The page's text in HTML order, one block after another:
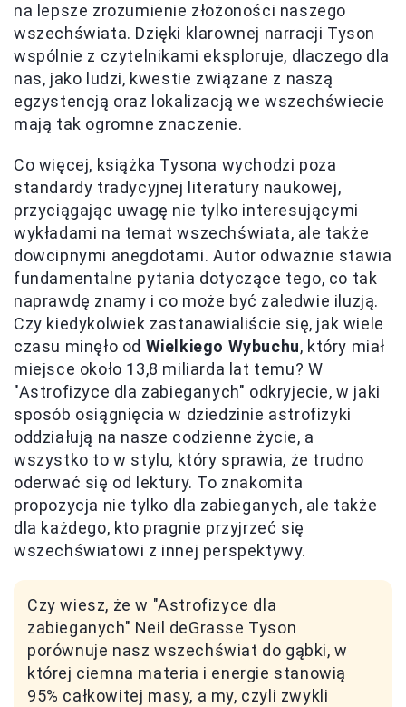
na lepsze zrozumienie złożoności naszego
wszechświata. Dzięki klarownej narracji Tyson
wspólnie z czytelnikami eksploruje, dlaczego dla
nas, jako ludzi, kwestie związane z naszą
egzystencją oraz lokalizacją we wszechświecie
mają tak ogromne znaczenie.
Co więcej, książka Tysona wychodzi poza
standardy tradycyjnej literatury naukowej,
przyciągając uwagę nie tylko interesującymi
wykładami na temat wszechświata, ale także
dowcipnymi anegdotami. Autor odważnie stawia
fundamentalne pytania dotyczące tego, co tak
naprawdę znamy i co może być zaledwie iluzją.
Czy kiedykolwiek zastanawialiście się, jak wiele
czasu minęło od Wielkiego Wybuchu, który miał
miejsce około 13,8 miliarda lat temu? W
"Astrofizyce dla zabieganych" odkryjecie, w jaki
sposób osiągnięcia w dziedzinie astrofizyki
oddziałują na nasze codzienne życie, a
wszystko to w stylu, który sprawia, że trudno
oderwać się od lektury. To znakomita
propozycja nie tylko dla zabieganych, ale także
dla każdego, kto pragnie przyjrzeć się
wszechświatowi z innej perspektywy.
Czy wiesz, że w "Astrofizyce dla
zabieganych" Neil deGrasse Tyson
porównuje nasz wszechświat do gąbki, w
której ciemna materia i energie stanowią
95% całkowitej masy, a my, czyli zwykli